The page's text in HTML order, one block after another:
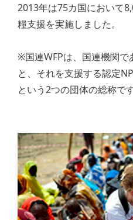
2013年は75カ国において
糧支援を実施しました。
※国連WFPは、国連機関で
と、それを支援する認定
という2つの団体の総称です